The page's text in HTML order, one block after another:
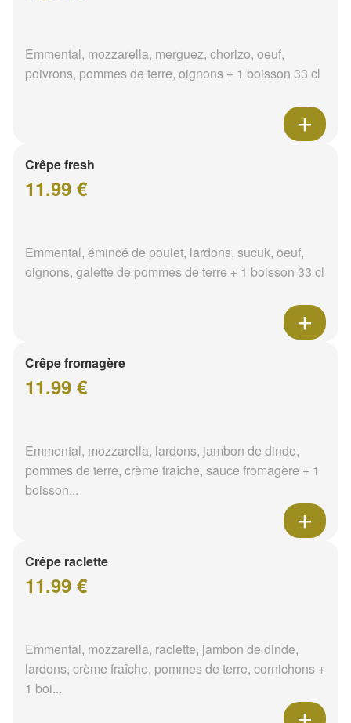
Emmental, mozzarella, merguez, chorizo, oeuf,
poivrons, pommes de terre, oignons + 1 boisson 33 cl
Crêpe fresh
11.99 €
Emmental, émincé de poulet, lardons, sucuk, oeuf,
oignons, galette de pommes de terre + 1 boisson 33 cl
Crêpe fromagère
11.99 €
Emmental, mozzarella, lardons, jambon de dinde,
pommes de terre, crème fraîche, sauce fromagère + 1
boisson...
Crêpe raclette
11.99 €
Emmental, mozzarella, raclette, jambon de dinde,
lardons, crème fraîche, pommes de terre, cornichons +
1 boi...